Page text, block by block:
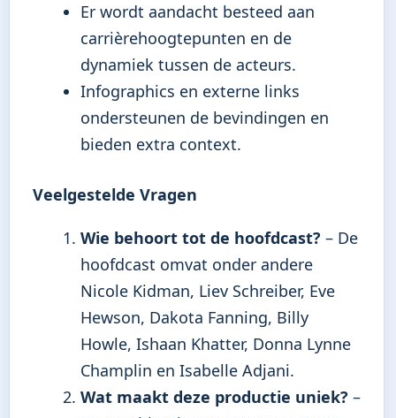
Er wordt aandacht besteed aan
carrièrehoogtepunten en de
dynamiek tussen de acteurs.
Infographics en externe links
ondersteunen de bevindingen en
bieden extra context.
Veelgestelde Vragen
Wie behoort tot de hoofdcast? – De
hoofdcast omvat onder andere
Nicole Kidman, Liev Schreiber, Eve
Hewson, Dakota Fanning, Billy
Howle, Ishaan Khatter, Donna Lynne
Champlin en Isabelle Adjani.
Wat maakt deze productie uniek? –